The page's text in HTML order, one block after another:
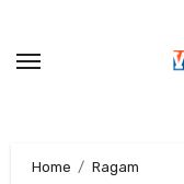
content
Home
Ragam